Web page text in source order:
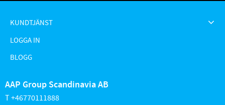
KUNDTJÄNST
LOGGA IN
BLOGG
AAP Group Scandinavia AB
T +46770111888